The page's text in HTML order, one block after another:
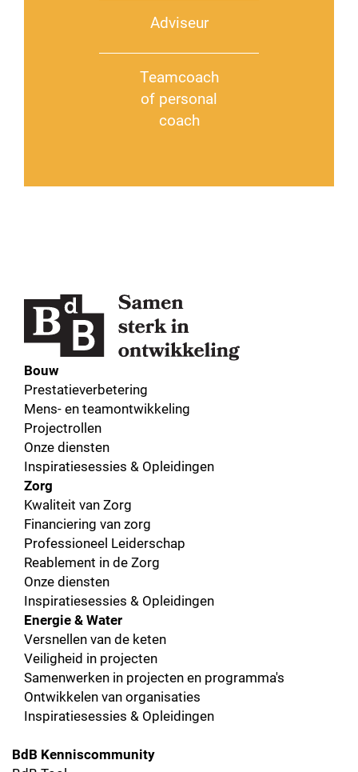
Adviseur
Teamcoach
of personal
coach
Bouw
Prestatieverbetering
Mens- en teamontwikkeling
Projectrollen
Onze diensten
Inspiratiesessies & Opleidingen
Zorg
Kwaliteit van Zorg
Financiering van zorg
Professioneel Leiderschap
Reablement in de Zorg
Onze diensten
Inspiratiesessies & Opleidingen
Energie & Water
Versnellen van de keten
Veiligheid in projecten
Samenwerken in projecten en programma's
Ontwikkelen van organisaties
Inspiratiesessies & Opleidingen
BdB Kenniscommunity